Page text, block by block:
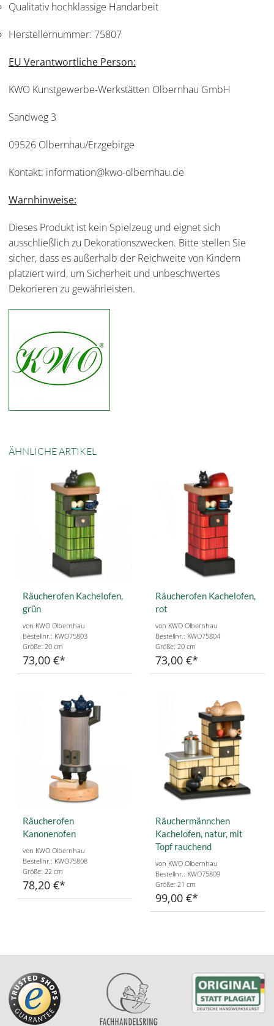
Qualitativ hochklassige Handarbeit
Herstellernummer: 75807
EU Verantwortliche Person:
KWO Kunstgewerbe-Werkstätten Olbernhau GmbH
Sandweg 3
09526 Olbernhau/Erzgebirge
Kontakt: information@kwo-olbernhau.de
Warnhinweise:
Dieses Produkt ist kein Spielzeug und eignet sich
ausschließlich zu Dekorationszwecken. Bitte stellen Sie
sicher, dass es außerhalb der Reichweite von Kindern
platziert wird, um Sicherheit und unbeschwertes
Dekorieren zu gewährleisten.
ÄHNLICHE ARTIKEL
Räucherofen Kachelofen,
grün
von KWO Olbernhau
Bestellnr.: KWO75803
Größe: 20 cm
73,00 €
Räucherofen Kachelofen,
rot
von KWO Olbernhau
Bestellnr.: KWO75804
Größe: 20 cm
73,00 €
Räucherofen
Kanonenofen
von KWO Olbernhau
Bestellnr.: KWO75808
Größe: 22 cm
78,20 €
Räuchermännchen
Kachelofen, natur, mit
Topf rauchend
von KWO Olbernhau
Bestellnr.: KWO75809
Größe: 21 cm
99,00 €